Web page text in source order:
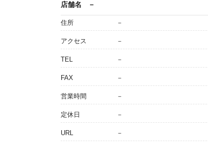
店舗名 －
住所 －
アクセス －
TEL －
FAX －
営業時間 －
定休日 －
URL －